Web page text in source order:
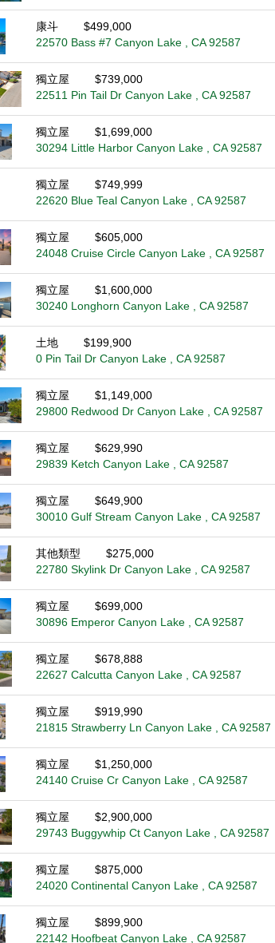
康斗
$499,000
22570 Bass #7 Canyon Lake , CA 92587
獨立屋
$739,000
22511 Pin Tail Dr Canyon Lake , CA 92587
獨立屋
$1,699,000
30294 Little Harbor Canyon Lake , CA 92587
獨立屋
$749,999
22620 Blue Teal Canyon Lake , CA 92587
獨立屋
$605,000
24048 Cruise Circle Canyon Lake , CA 92587
獨立屋
$1,600,000
30240 Longhorn Canyon Lake , CA 92587
土地
$199,900
0 Pin Tail Dr Canyon Lake , CA 92587
獨立屋
$1,149,000
29800 Redwood Dr Canyon Lake , CA 92587
獨立屋
$629,990
29839 Ketch Canyon Lake , CA 92587
獨立屋
$649,900
30010 Gulf Stream Canyon Lake , CA 92587
其他類型
$275,000
22780 Skylink Dr Canyon Lake , CA 92587
獨立屋
$699,000
30896 Emperor Canyon Lake , CA 92587
獨立屋
$678,888
22627 Calcutta Canyon Lake , CA 92587
獨立屋
$919,990
21815 Strawberry Ln Canyon Lake , CA 92587
獨立屋
$1,250,000
24140 Cruise Cr Canyon Lake , CA 92587
獨立屋
$2,900,000
29743 Buggywhip Ct Canyon Lake , CA 92587
獨立屋
$875,000
24020 Continental Canyon Lake , CA 92587
獨立屋
$899,900
22142 Hoofbeat Canyon Lake , CA 92587